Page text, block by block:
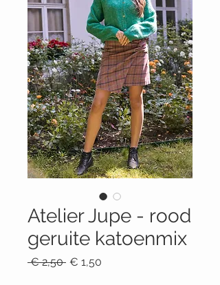
Atelier Jupe - rood
geruite katoenmix
€ 2,50 Normale
€ 1,50